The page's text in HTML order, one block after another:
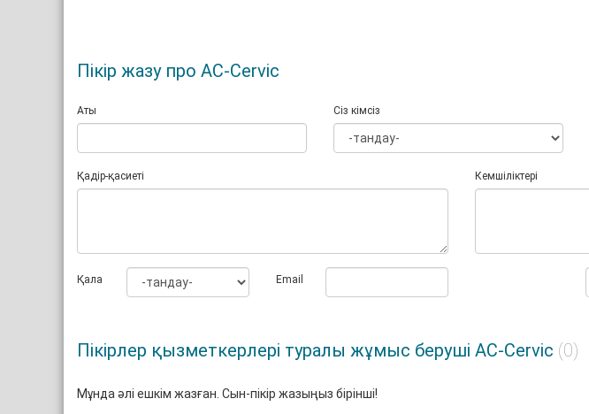
Пікір жазу про AC-Cervic
Аты Сіз кімсіз
Қадір-қасиеті Кемшіліктері
Қала Email
Пікірлер қызметкерлері туралы жұмыс беруші AC-Cervic (0)
Мұнда әлі ешкім жазған. Сын-пікір жазыңыз бірінші!